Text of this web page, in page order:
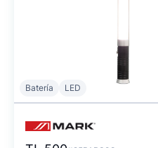
Batería LED